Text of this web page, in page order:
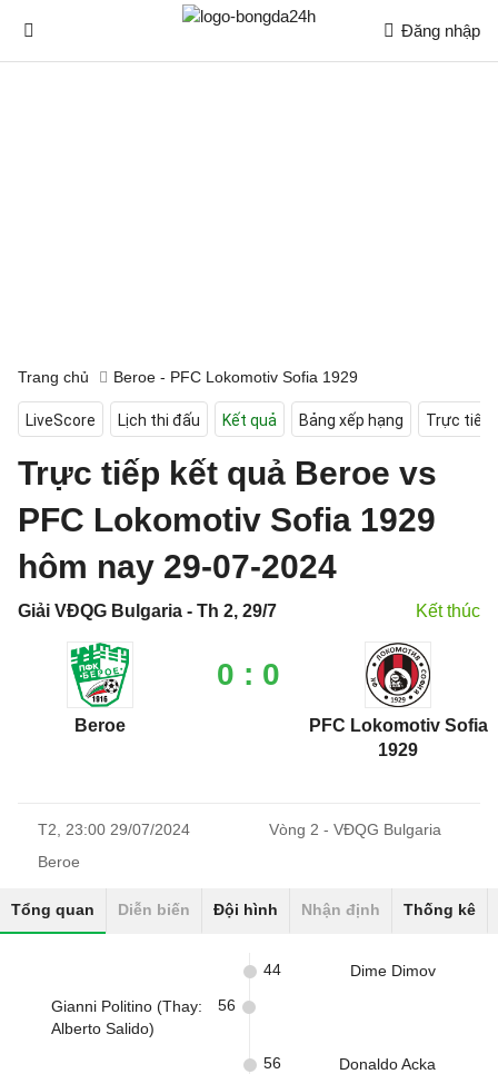
Đăng nhập
Trang chủ Beroe - PFC Lokomotiv Sofia 1929
LiveScore Lịch thi đấu Kết quả Bảng xếp hạng Trực tiếp
Trực tiếp kết quả Beroe vs
PFC Lokomotiv Sofia 1929
hôm nay 29-07-2024
Giải VĐQG Bulgaria - Th 2, 29/7 Kết thúc
Beroe
0 : 0
PFC Lokomotiv Sofia
1929
T2, 23:00 29/07/2024
Vòng 2 - VĐQG Bulgaria
Beroe
Tổng quan Diễn biến Đội hình Nhận định Thống kê
Dime Dimov
44
Gianni Politino (Thay:
Alberto Salido)
56
Donaldo Acka
56